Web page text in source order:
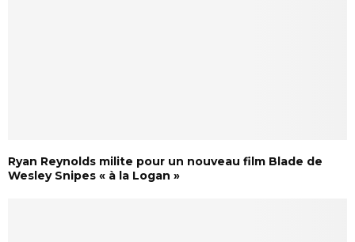
Ryan Reynolds milite pour un nouveau film Blade de
Wesley Snipes « à la Logan »